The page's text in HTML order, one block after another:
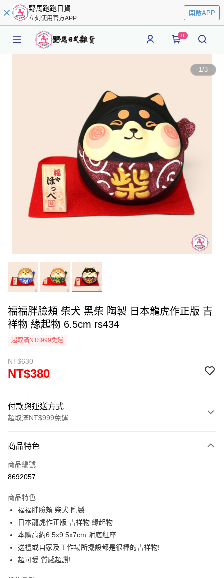
野馬跑跑日貨
立刻使用官方APP
開啟APP
0
1/3
福福胖臉頰 柴犬 黑柴 陶製 日本龍虎作正版 吉
祥物 緣起物 6.5cm rs434
超取滿NT$999免運
NT$630
NT$380
付款與運送方式
超取滿NT$999免運
信用卡一次付款
信用卡分期付款
合作金庫商業銀行
華南商業銀行
上海商業儲蓄銀行
國泰世華商業銀行
臺灣中小企業銀行
台中商業銀行
匯豐（台灣）商業銀行
聯邦商業銀行
元大商業銀行
超商取貨付款
LINE Pay
Apple Pay
街口支付
商品特色
商品編號
8692057
商品特色
福福胖臉頰 柴犬 陶製
日本龍虎作正版 吉祥物 緣起物
本體高約6.5x9.5x7cm 附底紅座
送禮或自家及工作場所擺設都是很棒的吉祥物!
超可愛 質感超讚!